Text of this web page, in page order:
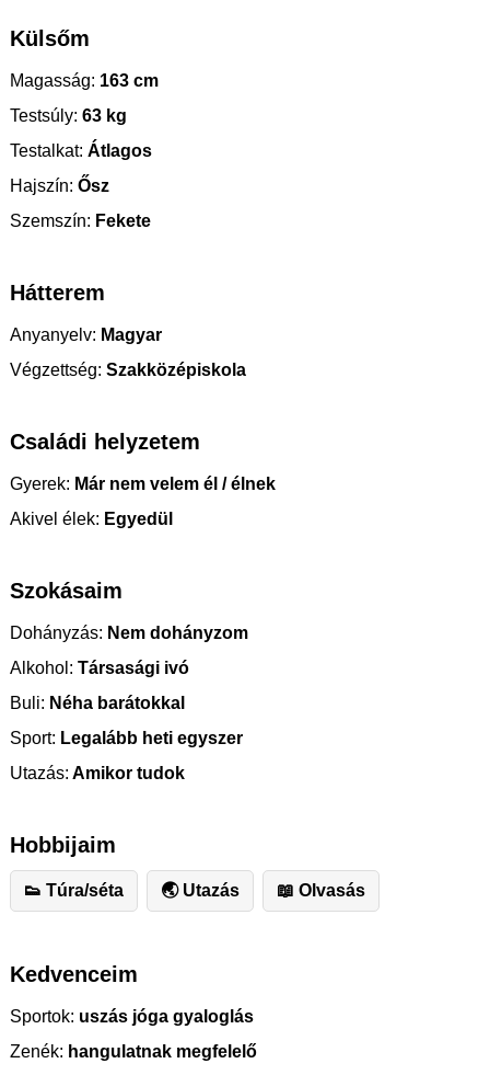
Külsőm
Magasság: 163 cm
Testsúly: 63 kg
Testalkat: Átlagos
Hajszín: Ősz
Szemszín: Fekete
Hátterem
Anyanyelv: Magyar
Végzettség: Szakközépiskola
Családi helyzetem
Gyerek: Már nem velem él / élnek
Akivel élek: Egyedül
Szokásaim
Dohányzás: Nem dohányzom
Alkohol: Társasági ivó
Buli: Néha barátokkal
Sport: Legalább heti egyszer
Utazás: Amikor tudok
Hobbijaim
👟 Túra/séta 🌏 Utazás 📖 Olvasás
Kedvenceim
Sportok: uszás jóga gyaloglás
Zenék: hangulatnak megfelelő